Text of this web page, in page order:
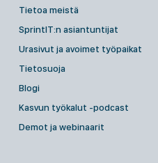
Tietoa meistä
SprintIT:n asiantuntijat
Urasivut ja avoimet työpaikat
Tietosuoja
Blogi
Kasvun työkalut -podcast
Demot ja webinaarit